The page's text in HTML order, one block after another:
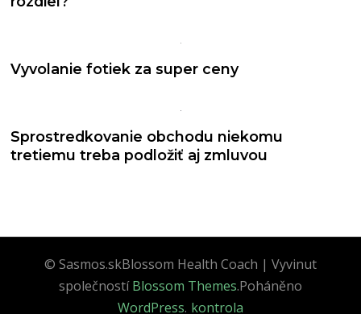
Vyvolanie fotiek za super ceny
Sprostredkovanie obchodu niekomu
tretiemu treba podložiť aj zmluvou
© Sasmos.skBlossom Health Coach | Vyvinut
společnostíBlossom Themes.Poháněno
WordPress. kontrola